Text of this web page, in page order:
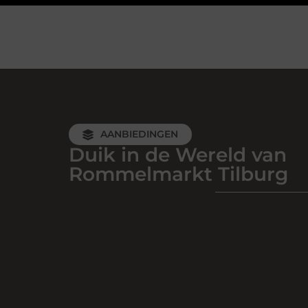
AANBIEDINGEN
Duik in de Wereld van
Rommelmarkt Tilburg